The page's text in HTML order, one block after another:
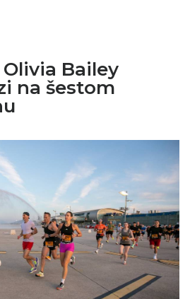
Bailey
na šestom